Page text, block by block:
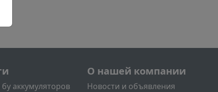
аккумуляторов
Меню учётной записи
О нашей компании
Новости и объявления